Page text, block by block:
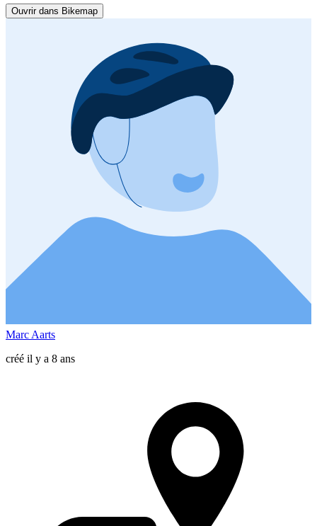
Ouvrir dans Bikemap
Marc Aarts
créé il y a 8 ans